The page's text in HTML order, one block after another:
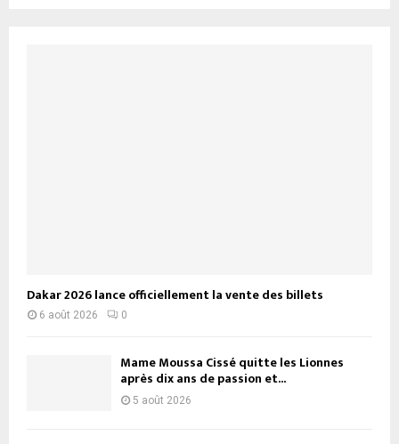
Dakar 2026 lance officiellement la vente des billets
6 août 2026 0
Mame Moussa Cissé quitte les Lionnes
après dix ans de passion et...
5 août 2026